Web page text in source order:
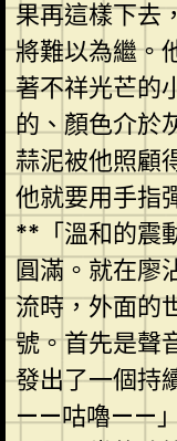
果再這樣下去
將難以為繼。
著不祥光芒的
的、顏色介於
蒜泥被他照顧
他就要用手指
**「溫和的震
圓滿。就在廖
流時，外面的
號。首先是聲
發出了一個持
——咕嚕——」